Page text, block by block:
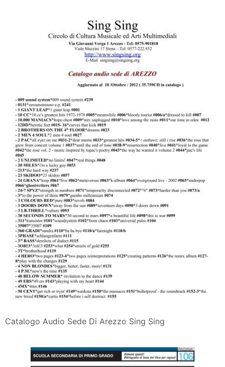
Catalogo Audio Sede Di Arezzo Sing Sing